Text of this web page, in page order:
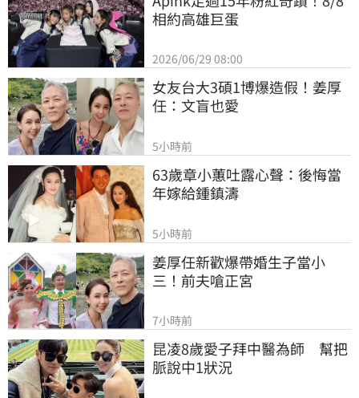
相約高雄巨蛋
2026/06/29 08:00
女友台大3碩1博爆造假！姜厚
任：文盲也愛
5小時前
63歲章小蕙吐露心聲：後悔當
年嫁給鍾鎮濤
5小時前
姜厚任新歡爆帶婚生子當小
三！前夫嗆正宮
7小時前
昆凌8歲愛子拜中醫為師　幫把
脈說中1狀況